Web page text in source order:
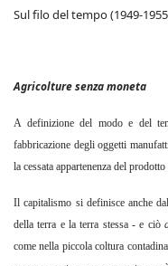
Sul filo del tempo (1949-
Agricolture senza moneta
A definizione del modo e del
fabbricazione degli oggetti
la cessata appartenenza del
Il capitalismo si definisce anche
della terra e la terra stessa - e ciò
come nella piccola coltura